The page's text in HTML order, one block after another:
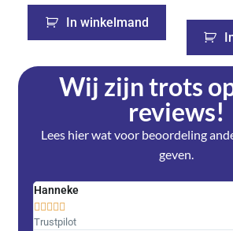
In winkelmand
Wij zijn trots
reviews!
Lees hier wat voor beoordeling
geven.
Hanneke
    
Trustpilot